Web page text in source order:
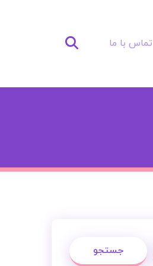
تماس با ما
جستجو